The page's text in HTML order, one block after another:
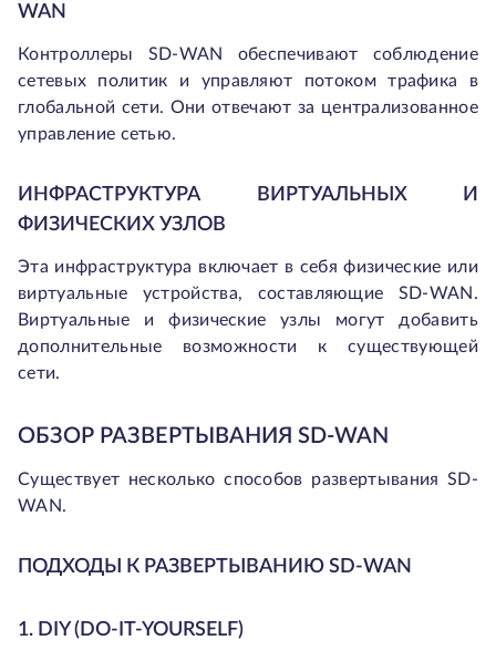
WAN
Контроллеры SD-WAN обеспечивают соблюдение
сетевых политик и управляют потоком трафика в
глобальной сети. Они отвечают за централизованное
управление сетью.
ИНФРАСТРУКТУРА ВИРТУАЛЬНЫХ И
ФИЗИЧЕСКИХ УЗЛОВ
Эта инфраструктура включает в себя физические или
виртуальные устройства, составляющие SD-WAN.
Виртуальные и физические узлы могут добавить
дополнительные возможности к существующей
сети.
ОБЗОР РАЗВЕРТЫВАНИЯ SD-WAN
Существует несколько способов развертывания SD-
WAN.
ПОДХОДЫ К РАЗВЕРТЫВАНИЮ SD-WAN
1. DIY (DO-IT-YOURSELF)